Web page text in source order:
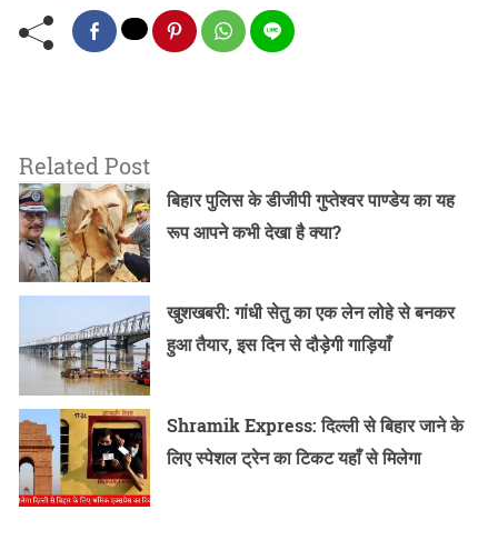
Related Post
बिहार पुलिस के डीजीपी गुप्तेश्वर पाण्डेय का यह
रूप आपने कभी देखा है क्या?
खुशखबरी: गांधी सेतु का एक लेन लोहे से बनकर
हुआ तैयार, इस दिन से दौड़ेगी गाड़ियाँ
Shramik Express: दिल्ली से बिहार जाने के
लिए स्पेशल ट्रेन का टिकट यहाँ से मिलेगा